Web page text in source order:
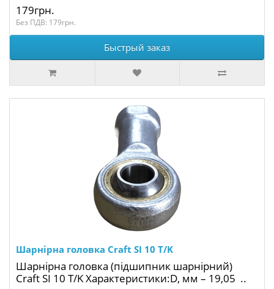
179грн.
Без ПДВ: 179грн.
Быстрый заказ
Шарнірна головка Craft SI 10 T/K
Шарнірна головка (підшипник шарнірний)
Craft SI 10 T/K Характеристики:D, мм – 19,05 ..